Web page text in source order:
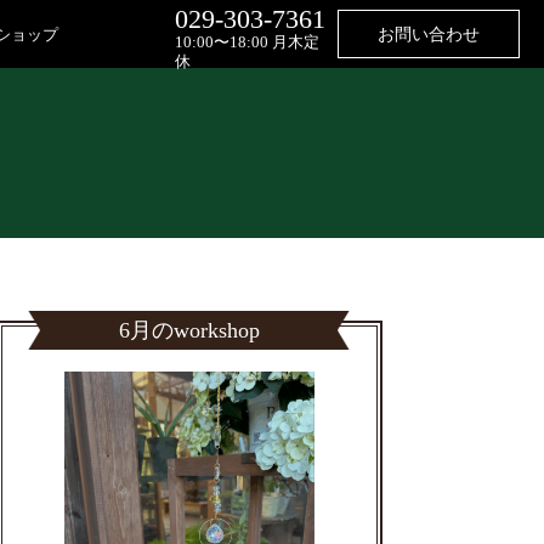
ョップ お問い合わせ
029-303-7361
10:00〜18:00 月木定
休
6月のworkshop